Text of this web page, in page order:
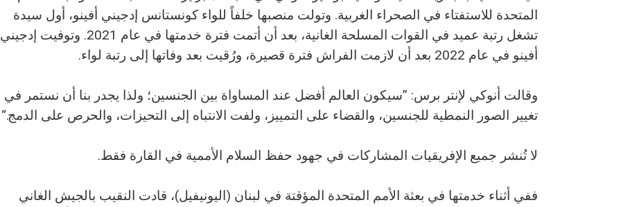
المتحدة للاستفتاء في الصحراء الغربية. وتولت منصبها خلفاً للواء كونستانس إدجيني أفينو، أول سيدة
تشغل رتبة عميد في القوات المسلحة الغانية، بعد أن أتمت فترة خدمتها في عام 2021. وتوفيت إدجيني
أفينو في عام 2022 بعد أن لازمت الفراش فترة قصيرة، ورُقيت بعد وفاتها إلى رتبة لواء.
وقالت أنوكي لإنتر برس: ”سيكون العالم أفضل عند المساواة بين الجنسين؛ ولذا يجدر بنا أن نستمر في
تغيير الصور النمطية للجنسين، والقضاء على التمييز، ولفت الانتباه إلى التحيزات، والحرص على الدمج.“
لا تُنشر جميع الإفريقيات المشاركات في جهود حفظ السلام الأممية في القارة فقط.
ففي أثناء خدمتها في بعثة الأمم المتحدة المؤقتة في لبنان (اليونيفيل)، قادت النقيب بالجيش الغاني